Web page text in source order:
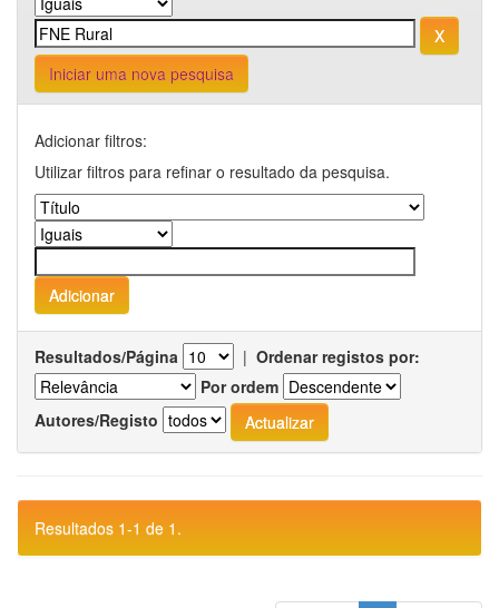
Iniciar uma nova pesquisa
Adicionar filtros:
Utilizar filtros para refinar o resultado da pesquisa.
Resultados/Página | Ordenar registos por:
Por ordem
Autores/Registo
Resultados 1-1 de 1.